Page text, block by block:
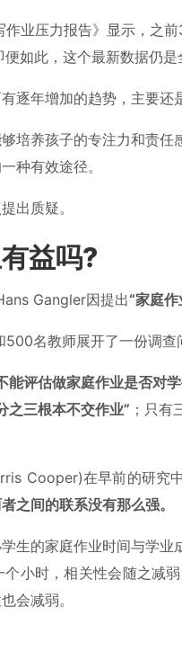
业压力报告》显示，之
如此，这个最新数据仍是
逐年增加的趋势，主要还
培养孩子的专注力和责
种有效途径。
出质疑。
益吗?
Gangler因提出“家庭
名教师展开了一份调查
能评估做家庭作业是否对
之三根本不交作业” ；只
Cooper)在早前的研究
之间的联系没有那么强。
生的家庭作业时间与学业
小时，相关性会随之减
会减弱。